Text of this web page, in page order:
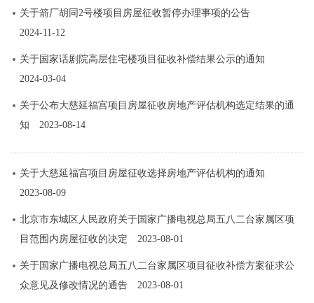
关于箭厂胡同2号楼项目房屋征收暂停办理事项的公告
2024-11-12
关于国家话剧院高层住宅楼项目征收补偿结果公示的通知
2024-03-04
关于公布大慈延福宫项目房屋征收房地产评估机构选定结果的通
知
2023-08-14
关于大慈延福宫项目房屋征收选择房地产评估机构的通知
2023-08-09
北京市东城区人民政府关于国家广播电视总局五八二台家属区项
目范围内房屋征收的决定
2023-08-01
关于国家广播电视总局五八二台家属区项目征收补偿方案征求公
众意见及修改情况的通告
2023-08-01